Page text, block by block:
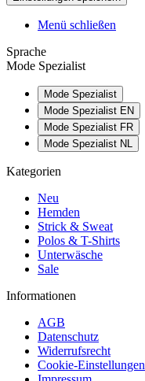
Menü schließen
Sprache
Mode Spezialist
Mode Spezialist
Mode Spezialist EN
Mode Spezialist FR
Mode Spezialist NL
Kategorien
Neu
Hemden
Strick & Sweat
Polos & T-Shirts
Unterwäsche
Sale
Informationen
AGB
Datenschutz
Widerrufsrecht
Cookie-Einstellungen